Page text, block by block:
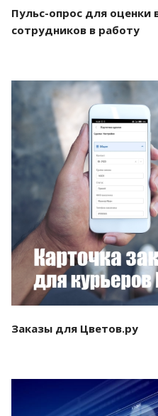
Пульс-опрос для оценки
сотрудников в работу
Смотреть
Заказы для Цветов.ру